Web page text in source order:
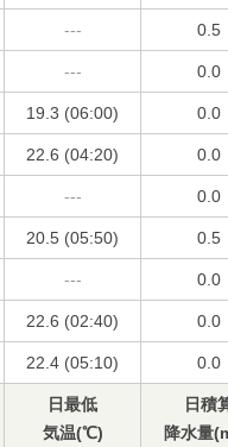
--- 0.5
--- 0.0
19.3 (06:00) 0.0
22.6 (04:20) 0.0
--- 0.0
20.5 (05:50) 0.5
--- 0.0
22.6 (02:40) 0.0
22.4 (05:10) 0.0
日最低
気温(℃)
日積
降水量